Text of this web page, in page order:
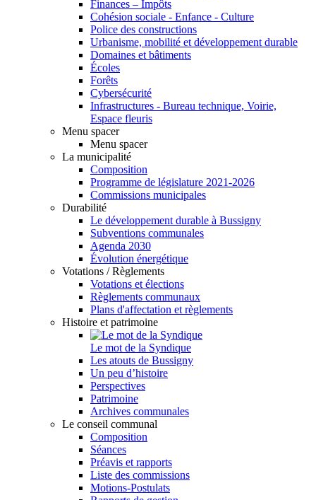
Finances – Impôts
Cohésion sociale - Enfance - Culture
Police des constructions
Urbanisme, mobilité et développement durable
Domaines et bâtiments
Écoles
Forêts
Cybersécurité
Infrastructures - Bureau technique, Voirie,
Espace fleuris
Menu spacer
Menu spacer
La municipalité
Composition
Programme de législature 2021-2026
Commissions municipales
Durabilité
Le développement durable à Bussigny
Subventions communales
Agenda 2030
Évolution énergétique
Votations / Règlements
Votations et élections
Règlements communaux
Plans d'affectation et règlements
Histoire et patrimoine
Le mot de la Syndique
Les atouts de Bussigny
Un peu d’histoire
Perspectives
Patrimoine
Archives communales
Le conseil communal
Composition
Séances
Préavis et rapports
Liste des commissions
Motions-Postulats